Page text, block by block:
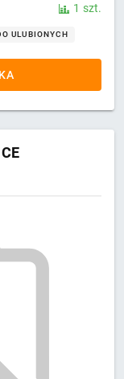
1 szt.
ULUBIONYCH